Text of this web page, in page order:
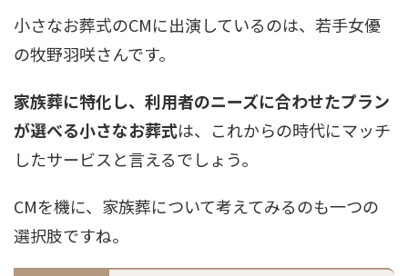
小さなお葬式のCMに出演しているのは、若手女優
の牧野羽咲さんです。
家族葬に特化し、利用者のニーズに合わせたプラン
が選べる小さなお葬式は、これからの時代にマッチ
したサービスと言えるでしょう。
CMを機に、家族葬について考えてみるのも一つの
選択肢ですね。